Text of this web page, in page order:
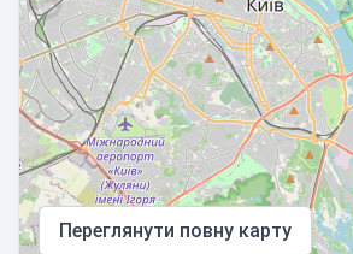
Переглянути повну карту